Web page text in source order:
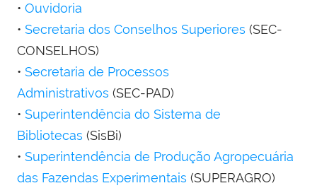
• Ouvidoria
• Secretaria dos Conselhos Superiores (SEC-
CONSELHOS)
• Secretaria de Processos
Administrativos (SEC-PAD)
• Superintendência do Sistema de
Bibliotecas (SisBi)
• Superintendência de Produção Agropecuária
das Fazendas Experimentais (SUPERAGRO)